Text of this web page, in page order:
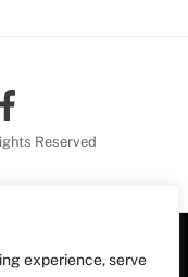
experience, serve
Reserved
Nova, 5 6a planta